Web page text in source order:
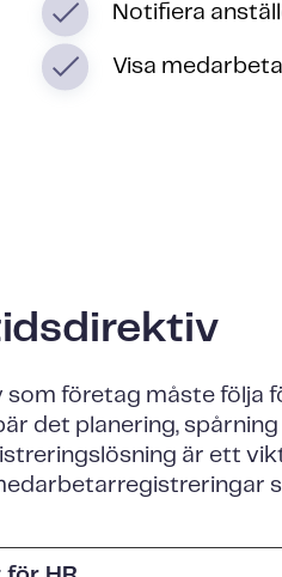
Notifiera
Visa
företag måste
det planering,
är ett